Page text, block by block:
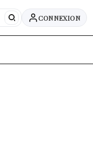
CONNEXION